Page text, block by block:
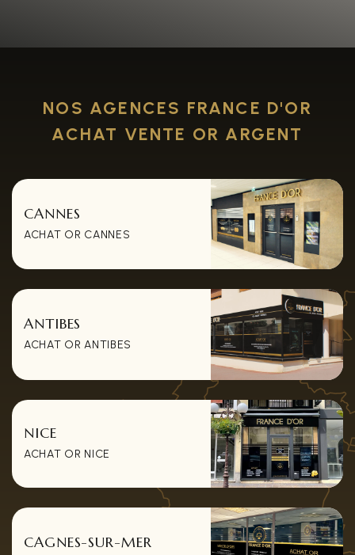
NOS AGENCES FRANCE D'OR
ACHAT VENTE OR ARGENT
CANNES
ACHAT OR CANNES
ANTIBES
ACHAT OR ANTIBES
NICE
ACHAT OR NICE
CAGNES-SUR-MER